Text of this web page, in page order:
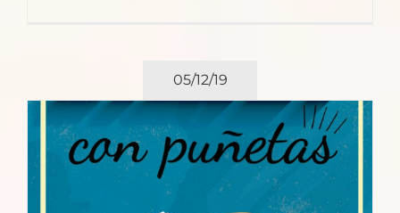
05/12/19